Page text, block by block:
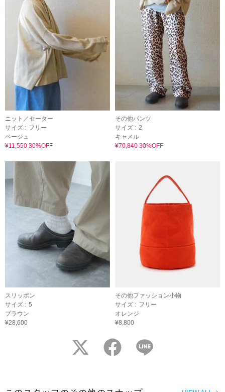
ニット／セーター
サイズ : フリー
ベージュ
¥11,550 30%OFF
その他パンツ
サイズ : 2
キャメル
¥70,840 30%OFF
スリッポン
サイズ : 5
ブラウン
¥28,600
その他ファッション小物
サイズ : フリー
オレンジ
¥8,800
twitter facebook